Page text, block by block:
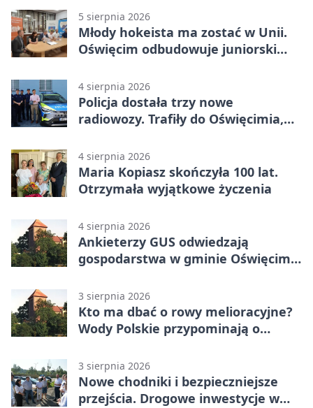
5 sierpnia 2026
Młody hokeista ma zostać w Unii.
Oświęcim odbudowuje juniorski
4 sierpnia 2026
Policja dostała trzy nowe
radiowozy. Trafiły do Oświęcimia,
4 sierpnia 2026
Maria Kopiasz skończyła 100 lat.
Otrzymała wyjątkowe życzenia
4 sierpnia 2026
Ankieterzy GUS odwiedzają
gospodarstwa w gminie Oświęcim.
3 sierpnia 2026
Kto ma dbać o rowy melioracyjne?
Wody Polskie przypominają o
3 sierpnia 2026
Nowe chodniki i bezpieczniejsze
przejścia. Drogowe inwestycje w